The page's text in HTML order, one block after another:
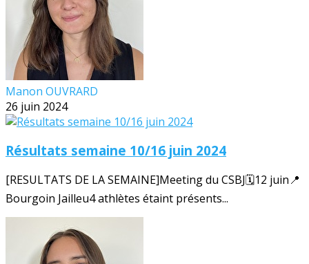
Manon OUVRARD
26 juin 2024
Résultats semaine 10/16 juin 2024
[RESULTATS DE LA SEMAINE]Meeting du CSBJ🗓️12 juin📍
Bourgoin Jailleu4 athlètes étaint présents...